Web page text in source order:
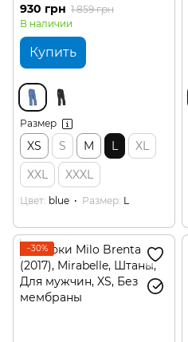
930 грн 1 859 грн
В наличии
Купить
Размер
XS S M L
XL
XXL
XXXL
Цвет blue Размер L
−30%